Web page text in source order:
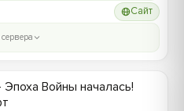
Сайт
Войны началась!